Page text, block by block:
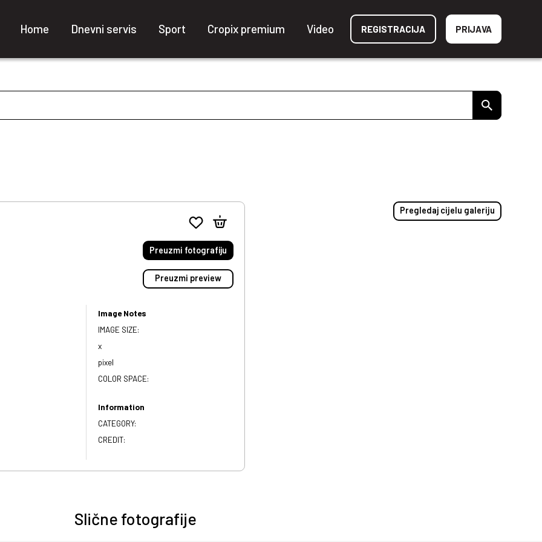
Home Dnevni servis Sport Cropix premium Video REGISTRACIJA PRIJAVA
Preuzmi fotografiju
Preuzmi preview
Image Notes
IMAGE SIZE:
x
pixel
COLOR SPACE:
Information
CATEGORY:
CREDIT:
Pregledaj cijelu galeriju
Slične fotografije